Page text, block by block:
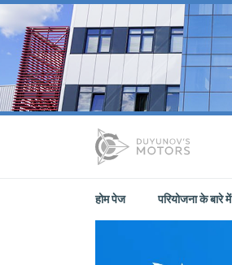
होम पेज परियोजना के बारे में